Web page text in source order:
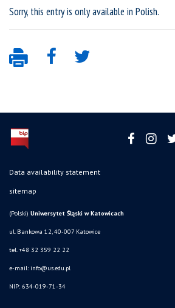
Sorry, this entry is only available in Polish.
Data availability statement
sitemap
(Polski) Uniwersytet Śląski w Katowicach
ul. Bankowa 12, 40-007 Katowice
tel. +48 32 359 22 22
e-mail: info@us.edu.pl
NIP: 634-019-71-34